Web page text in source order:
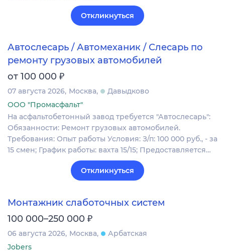
Откликнуться
Автослесарь / Автомеханик / Слесарь по
ремонту грузовых автомобилей
от 100 000 ₽
07 августа 2026 Москва
Давыдково
ООО "Промасфальт"
На асфальтобетонный завод требуется "Автослесарь":
Обязанности: Ремонт грузовых автомобилей.
Требования: Опыт работы Условия: З/п: 100 000 руб., - за
15 смен; График работы: вахта 15/15; Предоставляется…
Откликнуться
Монтажник слаботочных систем
100 000–250 000 ₽
06 августа 2026 Москва
Арбатская
Jobers